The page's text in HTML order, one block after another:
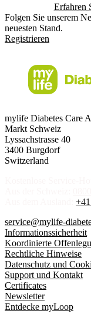
Erfahren
Folgen Sie unserem
neuesten Stand.
Registrieren
mylife Diabetes Care
Markt Schweiz
Lyssachstrasse 40
3400 Burgdorf
Switzerland
service@mylife-
Informationssicherheit
Koordinierte
Rechtliche Hinweise
Datenschutz und
Support und Kontakt
Certificates
Newsletter
Entdecke myLoop